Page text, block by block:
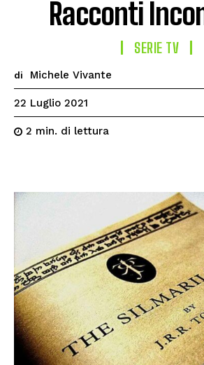
Racconti
SERIE TV
di Michele Vivante
22 Luglio 2021
2 min. di lettura